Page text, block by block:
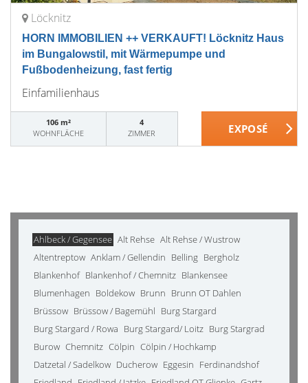
Löcknitz
HORN IMMOBILIEN ++ VERKAUFT! Löcknitz Haus
im Bungalowstil, mit Wärmepumpe und
Fußbodenheizung, fast fertig
Einfamilienhaus
106 m²
WOHNFLÄCHE
4
ZIMMER
Ahlbeck / Gegensee Alt Rehse Alt Rehse / Wustrow
Altentreptow Anklam / Gellendin Belling Bergholz
Blankenhof Blankenhof / Chemnitz Blankensee
Blumenhagen Boldekow Brunn Brunn OT Dahlen
Brüssow Brüssow / Bagemühl Burg Stargard
Burg Stargard / Rowa Burg Stargard/ Loitz Burg Stargrad
Burow Chemnitz Cölpin Cölpin / Hochkamp
Datzetal / Sadelkow Ducherow Eggesin Ferdinandshof